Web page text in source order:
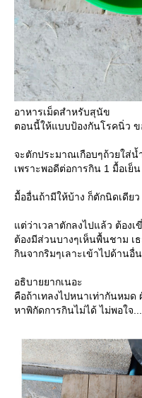
อาหารเม็ดสำหรับสุนัข
ตอนนี้ให้แบบป้องกันโรคนิ่ว
จะตักประมาณเกือบๆถ้วยใส่น้
เพราะพอดีต่อการกิน 1 มื้อเย็น
มื้ออื่นถ้ามีให้บ้าง ก็ตักนิดเดียว
ต่ว่าเวลาตักลงไปแล้ว ต้องเ
ต้องมีส่วนบางๆเห็นพื้นชาม เ
กินจากริมๆเลาะเข้าไปด้านอื่
อธิบายยากเนอะ
คือถ้าเทลงไปหนาเท่ากันหมด
หาพิกัดการกินไม่ได้ ไม่พอใจ